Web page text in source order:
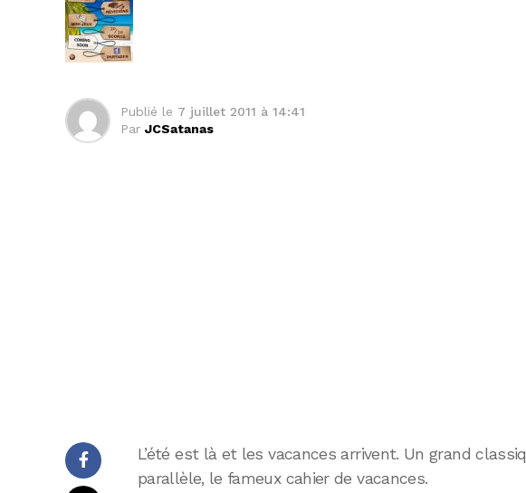
Publié le 7 juillet 2011 à 14:41
Par JCSatanas
L’été est là et les vacances arrivent. Un grand
parallèle, le fameux cahier de vacances.